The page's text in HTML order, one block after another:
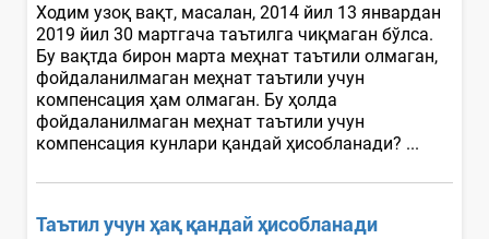
Ходим узоқ вақт, масалан, 2014 йил 13 январдан
2019 йил 30 мартгача таътилга чиқмаган бўлса.
Бу вақтда бирон марта меҳнат таътили олмаган,
фойдаланилмаган меҳнат таътили учун
компенсация ҳам олмаган. Бу ҳолда
фойдаланилмаган меҳнат таътили учун
компенсация кунлари қандай ҳисобланади? ...
Таътил учун ҳақ қандай ҳисобланади